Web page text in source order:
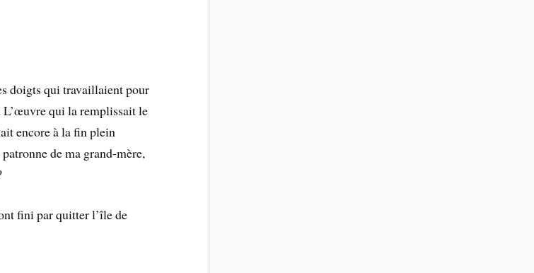
doigts qui travaillaient pour
L’œuvre qui la remplissait le
encore à la fin plein
de ma grand-mère,
fini par quitter l’île de